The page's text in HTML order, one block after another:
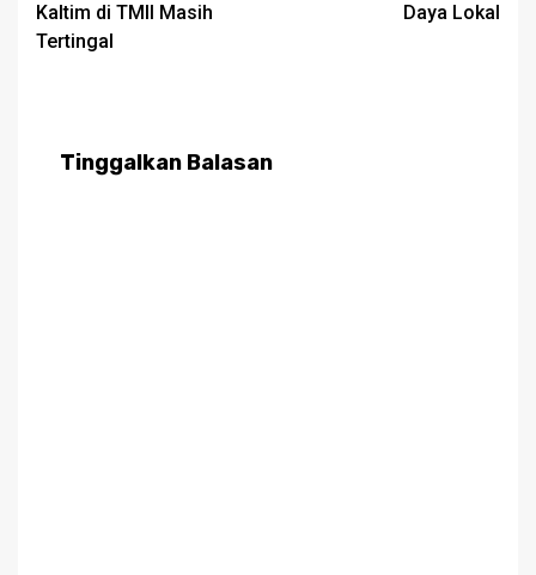
Kaltim di TMII Masih
Tertingal
Daya Lokal
Tinggalkan Balasan